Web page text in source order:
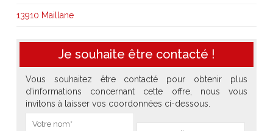
13910 Maillane
Je souhaite être contacté !
Vous souhaitez être contacté pour obtenir plus
d'informations concernant cette offre, nous vous
invitons à laisser vos coordonnées ci-dessous.